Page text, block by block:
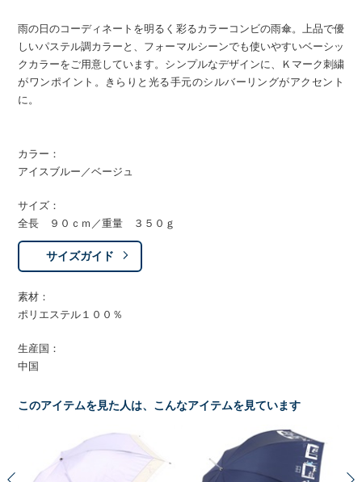
雨の日のコーディネートを明るく彩るカラーコンビの雨傘。上品で優
しいパステル調カラーと、フォーマルシーンでも使いやすいベーシッ
クカラーをご用意しています。シンプルなデザインに、Ｋマーク刺繍
がワンポイント。きらりと光る手元のシルバーリングがアクセント
に。
カラー：
アイスブルー／ベージュ
サイズ：
全長 ９０ｃｍ／重量 ３５０ｇ
サイズガイド
素材：
ポリエステル１００％
生産国：
中国
このアイテムを見た人は、こんなアイテムを見ています